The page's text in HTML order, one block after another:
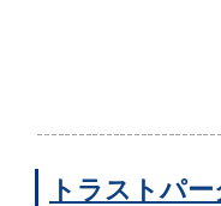
トラストパ